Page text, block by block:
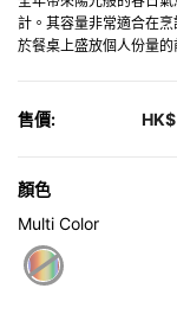
計。其容量非常適合在
於餐桌上盛放個人份量
售價:
顏色
Multi Color